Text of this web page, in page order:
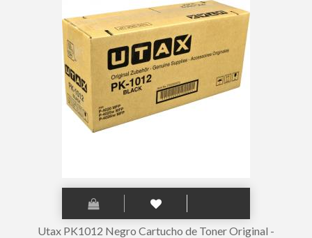
Utax PK1012 Negro Cartucho de Toner Original -